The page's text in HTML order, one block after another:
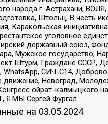
народа г. Астрахани,
Штольц, В честь
уголовное
державный союз,
Мужское государство,
Штурм, Граждане СССР,
СИЧ-С14,
движение, Невоград,
ойрат-калмыцкого
Я.МЫ Сергей Фургал
на 03.05.2024